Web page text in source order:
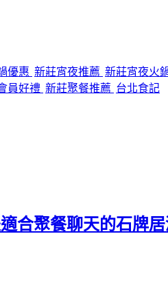
優惠 新莊宵夜推薦 新莊宵夜火
員好禮 新莊聚餐推薦 台北食記
合聚餐聊天的石牌